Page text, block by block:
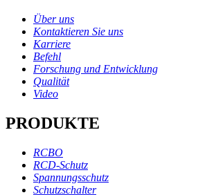
Über uns
Kontaktieren Sie uns
Karriere
Befehl
Forschung und Entwicklung
Qualität
Video
PRODUKTE
RCBO
RCD-Schutz
Spannungsschutz
Schutzschalter